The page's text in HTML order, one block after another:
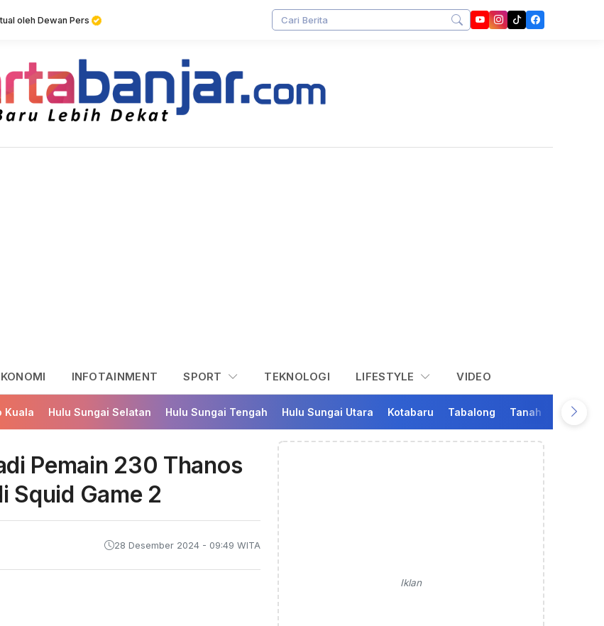
oleh Dewan Pers
INFOTAINMENT SPORT TEKNOLOGI LIFESTYLE VIDEO
Kuala Hulu Sungai Selatan Hulu Sungai Tengah Hulu Sungai Utara Kotabaru Tabalong Tanah Bumbu
Pemain 230 Thanos
Squid Game 2
28 Desember 2024 - 09:49 WITA
Iklan